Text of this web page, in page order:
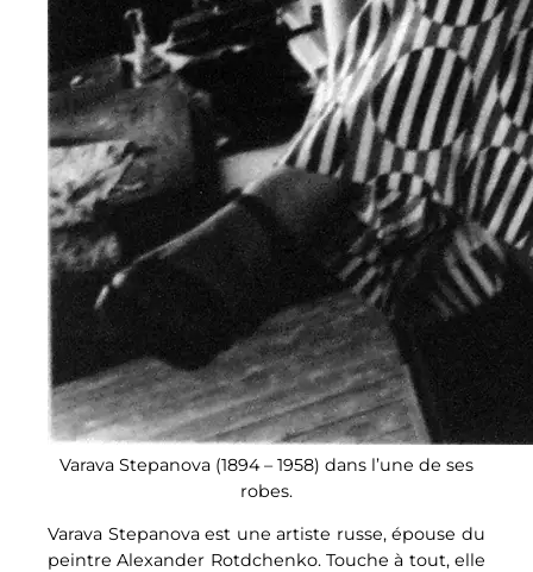
Varava Stepanova (1894 – 1958) dans l’une de ses
robes.
Varava Stepanova est une artiste russe, épouse du
peintre Alexander Rotdchenko. Touche à tout, elle